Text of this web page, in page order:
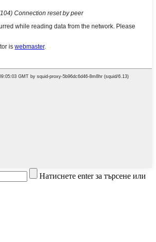
Натиснете enter за търсене или